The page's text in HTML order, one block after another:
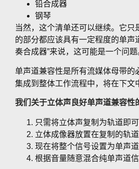
铅合成器
钢琴
当然，这个清单还可以继续。它只
的部分都应该具有一定程度的单声
奏合成器”来说，这可能是一个问题
单声道兼容性是所有流媒体母带
集成到整体工作流程中，将在下文
我们关于立体声良好单声道兼容性
只需将立体声复制为轨道即可
立体成像器放置在复制的轨道
现在将整个信号设置为单声道
根据音量随意混合纯单声道信